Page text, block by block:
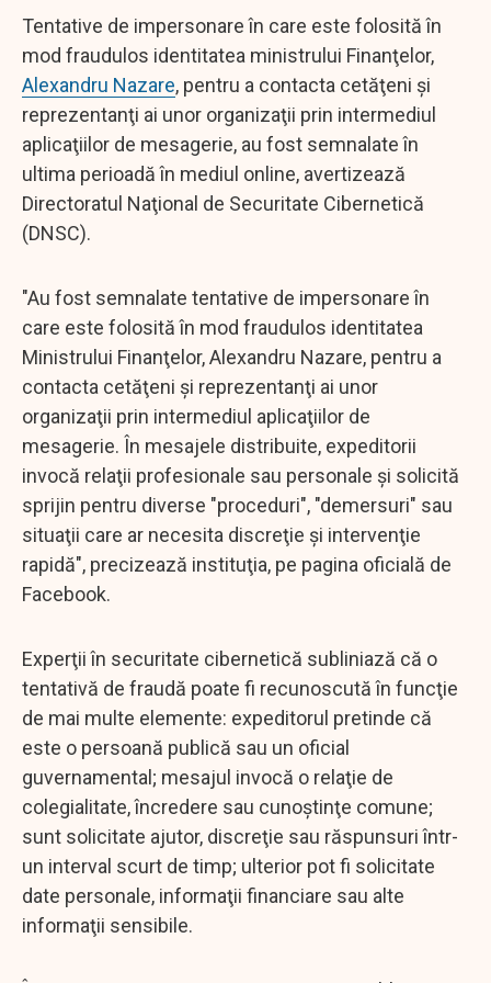
Tentative de impersonare în care este folosită în
mod fraudulos identitatea ministrului Finanţelor,
Alexandru Nazare, pentru a contacta cetăţeni şi
reprezentanţi ai unor organizaţii prin intermediul
aplicaţiilor de mesagerie, au fost semnalate în
ultima perioadă în mediul online, avertizează
Directoratul Naţional de Securitate Cibernetică
(DNSC).
"Au fost semnalate tentative de impersonare în
care este folosită în mod fraudulos identitatea
Ministrului Finanţelor, Alexandru Nazare, pentru a
contacta cetăţeni şi reprezentanţi ai unor
organizaţii prin intermediul aplicaţiilor de
mesagerie. În mesajele distribuite, expeditorii
invocă relaţii profesionale sau personale şi solicită
sprijin pentru diverse "proceduri", "demersuri" sau
situaţii care ar necesita discreţie şi intervenţie
rapidă", precizează instituţia, pe pagina oficială de
Facebook.
Experţii în securitate cibernetică subliniază că o
tentativă de fraudă poate fi recunoscută în funcţie
de mai multe elemente: expeditorul pretinde că
este o persoană publică sau un oficial
guvernamental; mesajul invocă o relaţie de
colegialitate, încredere sau cunoştinţe comune;
sunt solicitate ajutor, discreţie sau răspunsuri într-
un interval scurt de timp; ulterior pot fi solicitate
date personale, informaţii financiare sau alte
informaţii sensibile.